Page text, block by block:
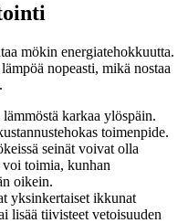
mökin energiatehokkuutta.
nopeasti, mikä nostaa
lämmöstä karkaa ylöspäin.
toimenpide.
seinät voivat olla
toimia, kunhan
oikein.
yksinkertaiset ikkunat
lisää tiivisteet vetoisuuden